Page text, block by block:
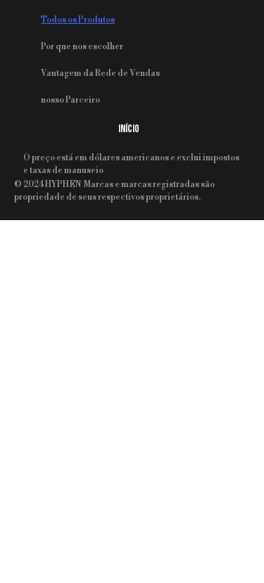
INÍCIO
Todos os Produtos
Por que nos escolher
Vantagem da Rede de Vendas
nosso Parceiro
O preço está em dólares americanos e exclui impostos
e taxas de manuseio
© 2024 HYPHEN Marcas e marcas registradas são
propriedade de seus respectivos proprietários.
PT